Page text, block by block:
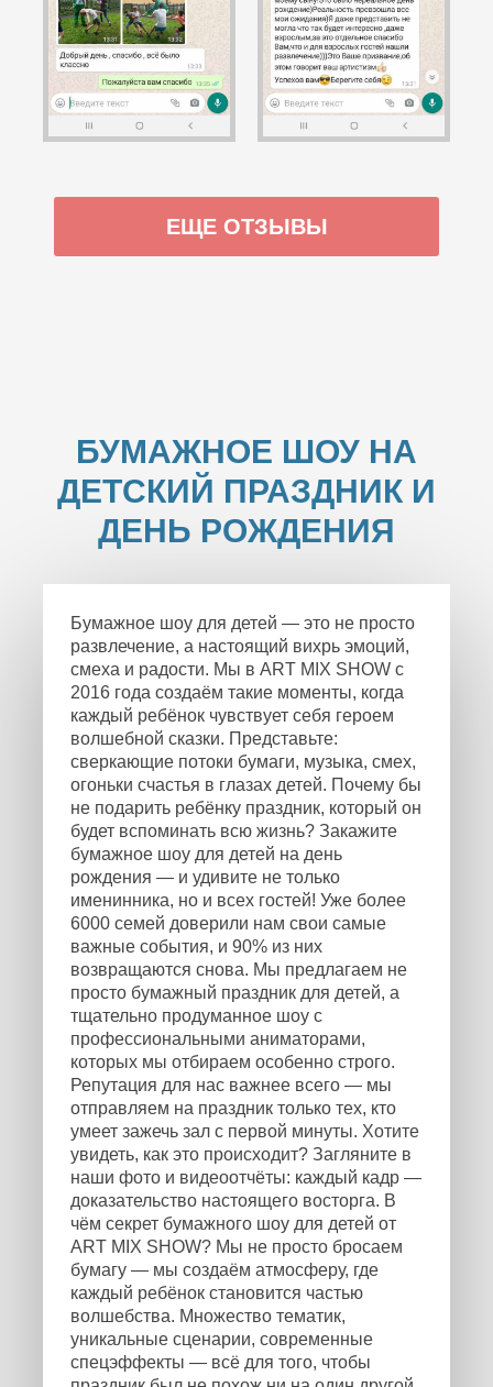
ЕЩЕ ОТЗЫВЫ
БУМАЖНОЕ ШОУ НА
ДЕТСКИЙ ПРАЗДНИК И
ДЕНЬ РОЖДЕНИЯ
Бумажное шоу для детей — это не просто
развлечение, а настоящий вихрь эмоций,
смеха и радости. Мы в ART MIX SHOW с
2016 года создаём такие моменты, когда
каждый ребёнок чувствует себя героем
волшебной сказки. Представьте:
сверкающие потоки бумаги, музыка, смех,
огоньки счастья в глазах детей. Почему бы
не подарить ребёнку праздник, который он
будет вспоминать всю жизнь? Закажите
бумажное шоу для детей на день
рождения — и удивите не только
именинника, но и всех гостей! Уже более
6000 семей доверили нам свои самые
важные события, и 90% из них
возвращаются снова. Мы предлагаем не
просто бумажный праздник для детей, а
тщательно продуманное шоу с
профессиональными аниматорами,
которых мы отбираем особенно строго.
Репутация для нас важнее всего — мы
отправляем на праздник только тех, кто
умеет зажечь зал с первой минуты. Хотите
увидеть, как это происходит? Загляните в
наши фото и видеоотчёты: каждый кадр —
доказательство настоящего восторга. В
чём секрет бумажного шоу для детей от
ART MIX SHOW? Мы не просто бросаем
бумагу — мы создаём атмосферу, где
каждый ребёнок становится частью
волшебства. Множество тематик,
уникальные сценарии, современные
спецэффекты — всё для того, чтобы